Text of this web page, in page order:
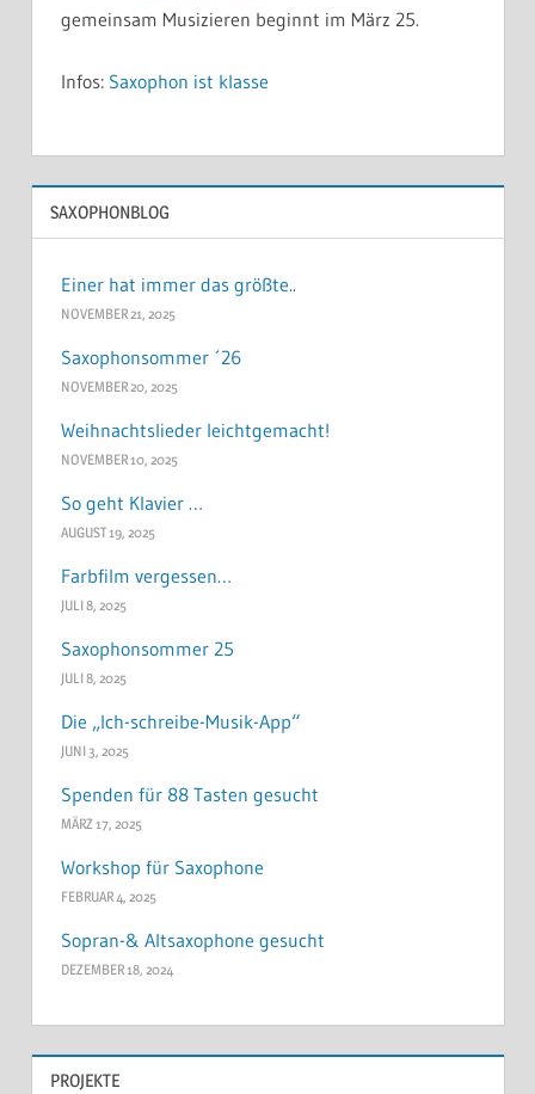
gemeinsam Musizieren beginnt im März 25.
Infos: Saxophon ist klasse
SAXOPHONBLOG
Einer hat immer das größte..
NOVEMBER 21, 2025
Saxophonsommer ´26
NOVEMBER 20, 2025
Weihnachtslieder leichtgemacht!
NOVEMBER 10, 2025
So geht Klavier …
AUGUST 19, 2025
Farbfilm vergessen…
JULI 8, 2025
Saxophonsommer 25
JULI 8, 2025
Die „Ich-schreibe-Musik-App“
JUNI 3, 2025
Spenden für 88 Tasten gesucht
MÄRZ 17, 2025
Workshop für Saxophone
FEBRUAR 4, 2025
Sopran-& Altsaxophone gesucht
DEZEMBER 18, 2024
PROJEKTE